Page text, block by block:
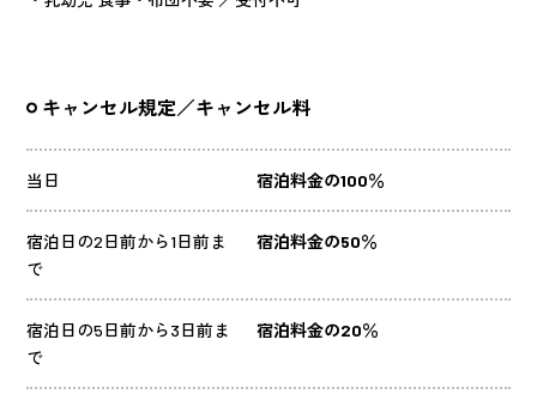
キャンセル規定／キャンセル料
当日 宿泊料金の100％
宿泊日の2日前から1日前ま
で
宿泊料金の50％
宿泊日の5日前から3日前ま
で
宿泊料金の20％